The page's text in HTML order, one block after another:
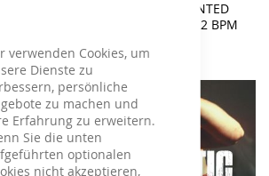
verwenden Cookies, um
Dienste zu
persönliche
zu machen und
Erfahrung zu erweitern.
Sie die unten
optionalen
nicht akzeptieren,
BPM
2025 MOST WANTED
Chart Hits 128-122 BPM